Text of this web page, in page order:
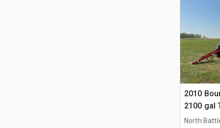
2010
2100 gal
na nawóz
North